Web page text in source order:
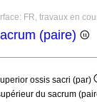
FR, travaux en
(paire)
ossis sacri (par)
du sacrum